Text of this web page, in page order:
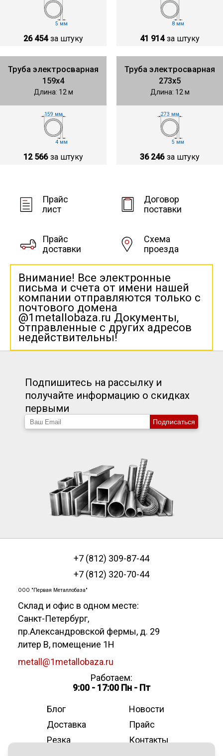
5 мм
26 454 за штуку
8 мм
41 914 за штуку
Труба электросварная
159х4
Длина: 12 м
159 мм
4 мм
12 566 за штуку
Труба электросварная
273х5
Длина: 12 м
273 мм
5 мм
36 246 за штуку
Прайс
лист
Договор
поставки
Прайс
доставки
Схема
проезда
Внимание! Все электронные
письма и счета от имени нашей
компании отправляются только с
почтового домена
@1metallobaza.ru Документы,
отправленные с других адресов
недействительны!
Подпишитесь на рассылку и
получайте информацию о скидках
первыми
Подписаться
+7 (812) 309-87-44
+7 (812) 320-70-44
ООО "Первая Металлобаза"
Склад и офис в одном месте:
Санкт-Петербург,
пр.Александровской фермы, д. 29
литер В, помещение 1Н
metall@1metallobaza.ru
Работаем:
9:00 - 17:00 Пн - Пт
Блог
Новости
Доставка
Прайс
Резка
Контакты